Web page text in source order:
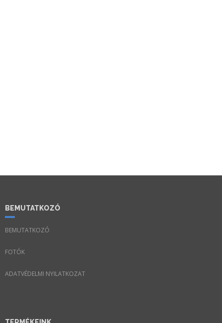
BEMUTATKOZÓ
BEMUTATKOZÓ
FOTÓK
ADATVÉDELMI NYILATKOZAT